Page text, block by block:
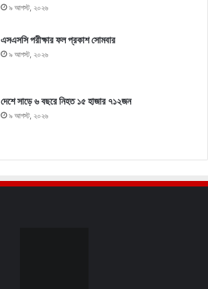
৯ আগস্ট, ২০২৬
এসএসসি পরীক্ষার ফল প্রকাশ সোমবার
৯ আগস্ট, ২০২৬
দেশে সাড়ে ৬ বছরে নিহত ১৫ হাজার ৭১২জন
৯ আগস্ট, ২০২৬